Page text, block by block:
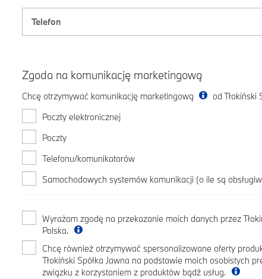
Zgoda na komunikację marketingową
Chcę otrzymywać komunikację marketingową
od Tłokiński
Poczty elektronicznej
Poczty
Telefonu/komunikatorów
Samochodowych systemów komunikacji (o ile są
Wyrażam zgodę na przekazanie moich danych przez
Polska.
Chcę również otrzymywać spersonalizowane oferty
Tłokiński Spółka Jawna na podstawie moich osobistych
związku z korzystaniem z produktów bądź usług.